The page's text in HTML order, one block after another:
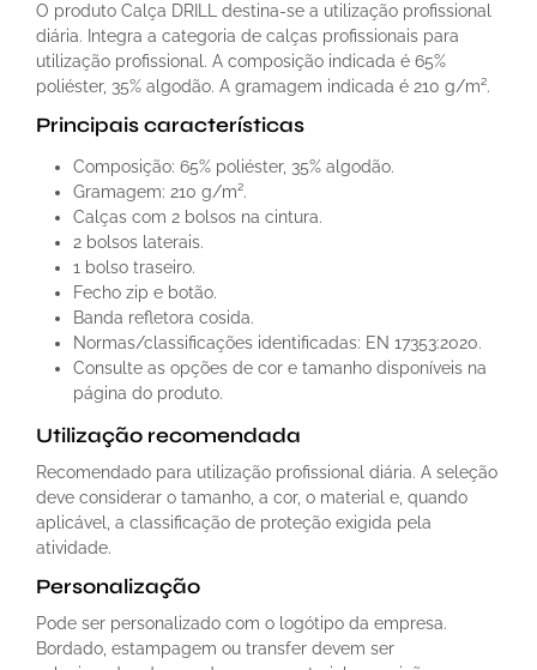
O produto Calça DRILL destina-se a utilização profissional
diária. Integra a categoria de calças profissionais para
utilização profissional. A composição indicada é 65%
poliéster, 35% algodão. A gramagem indicada é 210 g/m².
Principais características
Composição: 65% poliéster, 35% algodão.
Gramagem: 210 g/m².
Calças com 2 bolsos na cintura.
2 bolsos laterais.
1 bolso traseiro.
Fecho zip e botão.
Banda refletora cosida.
Normas/classificações identificadas: EN 17353:2020.
Consulte as opções de cor e tamanho disponíveis na
página do produto.
Utilização recomendada
Recomendado para utilização profissional diária. A seleção
deve considerar o tamanho, a cor, o material e, quando
aplicável, a classificação de proteção exigida pela
atividade.
Personalização
Pode ser personalizado com o logótipo da empresa.
Bordado, estampagem ou transfer devem ser